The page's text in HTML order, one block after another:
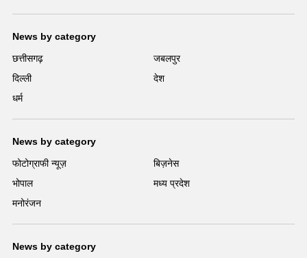
News by category
छत्तीसगढ़
जबलपुर
दिल्ली
देश
धर्म
News by category
फोटोग्राफी न्यूज़
बिज़नेस
भोपाल
मध्य प्रदेश
मनोरंजन
News by category